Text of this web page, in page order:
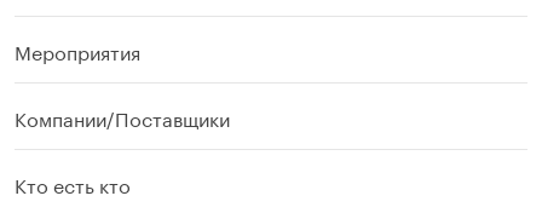
Мероприятия
Компании/Поставщики
Кто есть кто